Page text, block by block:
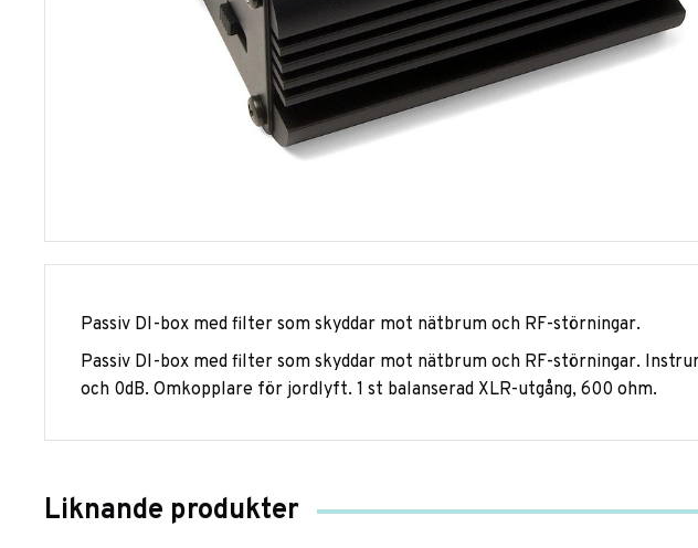
Passiv DI-box med filter som skyddar mot nätbrum och RF-störningar.
Passiv DI-box med filter som skyddar mot nätbrum och RF-störningar.
och 0dB. Omkopplare för jordlyft. 1 st balanserad XLR-utgång, 600 ohm.
Liknande produkter